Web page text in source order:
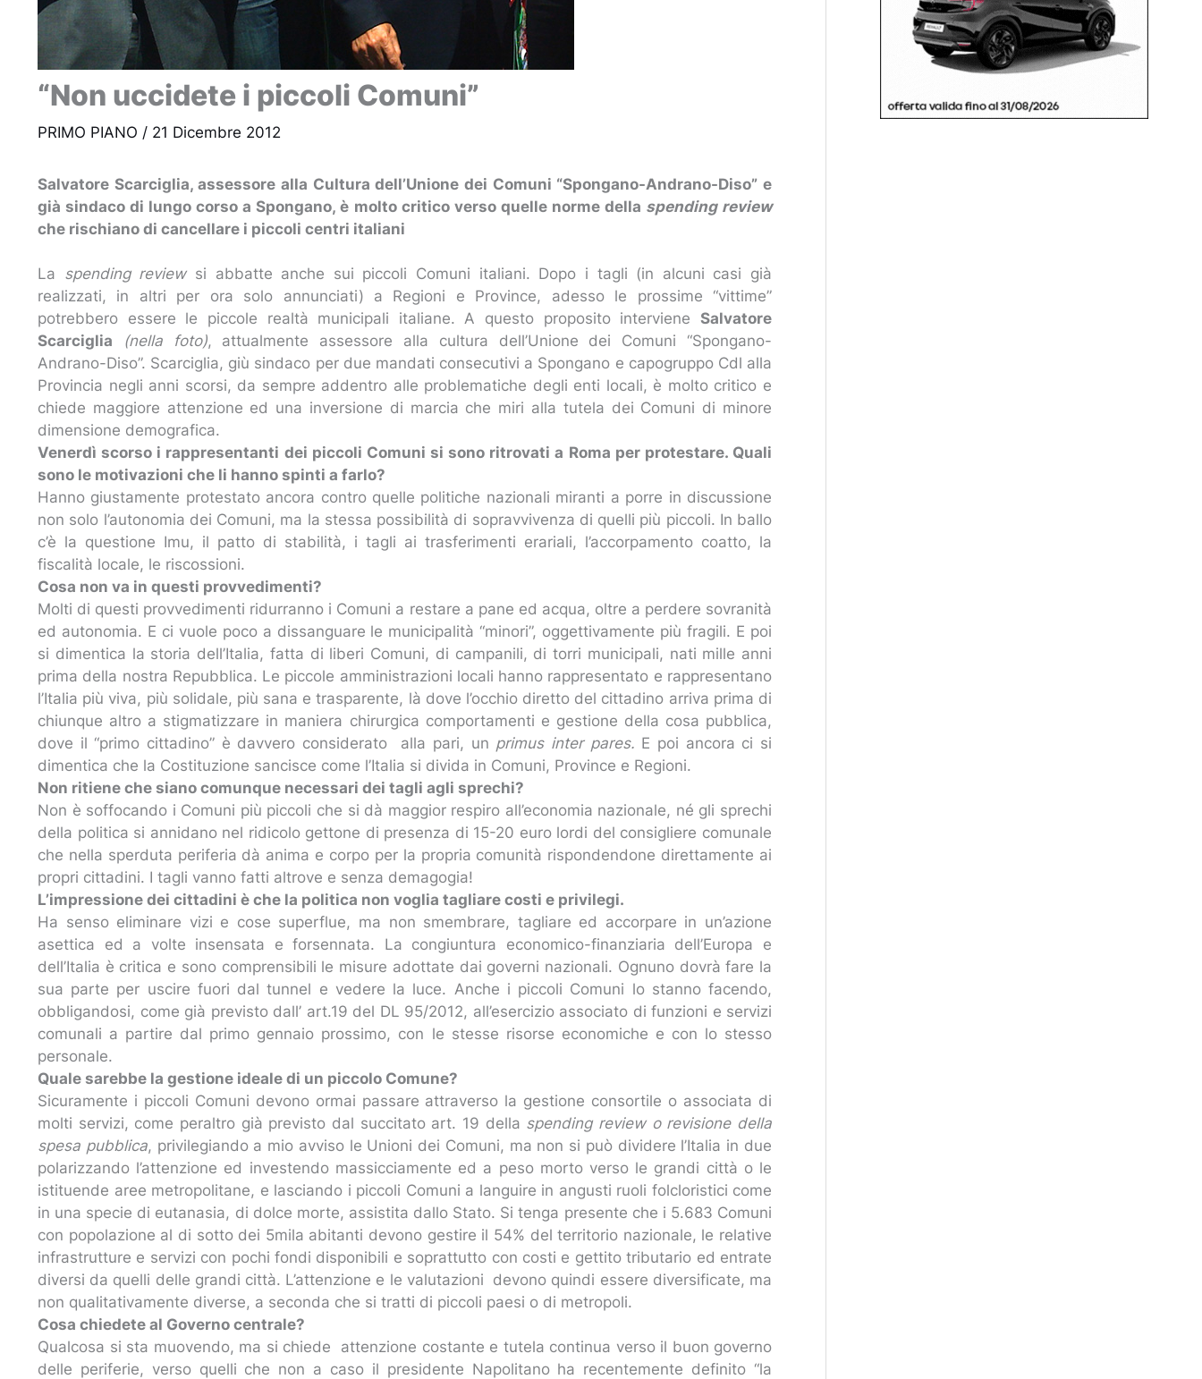
“Non uccidete i piccoli Comuni”
PRIMO PIANO / 21 Dicembre 2012
Salvatore Scarciglia, assessore alla Cultura dell’Unione dei Comuni “Spongano-Andrano-Diso” e
già sindaco di lungo corso a Spongano, è molto critico verso quelle norme della spending review
che rischiano di cancellare i piccoli centri italiani
La spending reviewsi abbatte anche sui piccoli Comuni italiani. Dopo i tagli (in alcuni casi già
realizzati, in altri per ora solo annunciati) a Regioni e Province, adesso le prossime “vittime”
potrebbero essere le piccole realtà municipali italiane. A questo proposito interviene Salvatore
Scarciglia (nella foto), attualmente assessore alla cultura dell’Unione dei Comuni “Spongano-
Andrano-Diso”. Scarciglia, giù sindaco per due mandati consecutivi a Spongano e capogruppo Cdl alla
Provincia negli anni scorsi, da sempre addentro alle problematiche degli enti locali, è molto critico e
chiede maggiore attenzione ed una inversione di marcia che miri alla tutela dei Comuni di minore
dimensione demografica.
Venerdì scorso i rappresentanti dei piccoli Comuni si sono ritrovati a Roma per protestare. Quali
sono le motivazioni che li hanno spinti a farlo?
Hanno giustamente protestato ancora contro quelle politiche nazionali miranti a porre in discussione
non solo l’autonomia dei Comuni, ma la stessa possibilità di sopravvivenza di quelli più piccoli. In ballo
c’è la questione Imu, il patto di stabilità, i tagli ai trasferimenti erariali, l’accorpamento coatto, la
fiscalità locale, le riscossioni.
Cosa non va in questi provvedimenti?
Molti di questi provvedimenti ridurranno i Comuni a restare a pane ed acqua, oltre a perdere sovranità
ed autonomia. E ci vuole poco a dissanguare le municipalità “minori”, oggettivamente più fragili. E poi
si dimentica la storia dell’Italia, fatta di liberi Comuni, di campanili, di torri municipali, nati mille anni
prima della nostra Repubblica. Le piccole amministrazioni locali hanno rappresentato e rappresentano
l’Italia più viva, più solidale, più sana e trasparente, là dove l’occhio diretto del cittadino arriva prima di
chiunque altro a stigmatizzare in maniera chirurgica comportamenti e gestione della cosa pubblica,
dove il “primo cittadino” è davvero considerato alla pari, un primus inter pares. E poi ancora ci si
dimentica che la Costituzione sancisce come l’Italia si divida in Comuni, Province e Regioni.
Non ritiene che siano comunque necessari dei tagli agli sprechi?
Non è soffocando i Comuni più piccoli che si dà maggior respiro all’economia nazionale, né gli sprechi
della politica si annidano nel ridicolo gettone di presenza di 15-20 euro lordi del consigliere comunale
che nella sperduta periferia dà anima e corpo per la propria comunità rispondendone direttamente ai
propri cittadini. I tagli vanno fatti altrove e senza demagogia!
L’impressione dei cittadini è che la politica non voglia tagliare costi e privilegi.
Ha senso eliminare vizi e cose superflue, ma non smembrare, tagliare ed accorpare in un’azione
asettica ed a volte insensata e forsennata. La congiuntura economico-finanziaria dell’Europa e
dell’Italia è critica e sono comprensibili le misure adottate dai governi nazionali. Ognuno dovrà fare la
sua parte per uscire fuori dal tunnel e vedere la luce. Anche i piccoli Comuni lo stanno facendo,
obbligandosi, come già previsto dall’ art.19 del DL 95/2012, all’esercizio associato di funzioni e servizi
comunali a partire dal primo gennaio prossimo, con le stesse risorse economiche e con lo stesso
personale.
Quale sarebbe la gestione ideale di un piccolo Comune?
Sicuramente i piccoli Comuni devono ormai passare attraverso la gestione consortile o associata di
molti servizi, come peraltro già previsto dal succitato art. 19 della spending review o revisione della
spesa pubblica, privilegiando a mio avviso le Unioni dei Comuni, ma non si può dividere l’Italia in due
polarizzando l’attenzione ed investendo massicciamente ed a peso morto verso le grandi città o le
istituende aree metropolitane, e lasciando i piccoli Comuni a languire in angusti ruoli folcloristici come
in una specie di eutanasia, di dolce morte, assistita dallo Stato. Si tenga presente che i 5.683 Comuni
con popolazione al di sotto dei 5mila abitanti devono gestire il 54% del territorio nazionale, le relative
infrastrutture e servizi con pochi fondi disponibili e soprattutto con costi e gettito tributario ed entrate
diversi da quelli delle grandi città. L’attenzione e le valutazioni devono quindi essere diversificate, ma
non qualitativamente diverse, a seconda che si tratti di piccoli paesi o di metropoli.
Cosa chiedete al Governo centrale?
Qualcosa si sta muovendo, ma si chiede attenzione costante e tutela continua verso il buon governo
delle periferie, verso quelli che non a caso il presidente Napolitano ha recentemente definito “la